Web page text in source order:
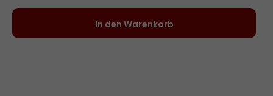
In den Warenkorb